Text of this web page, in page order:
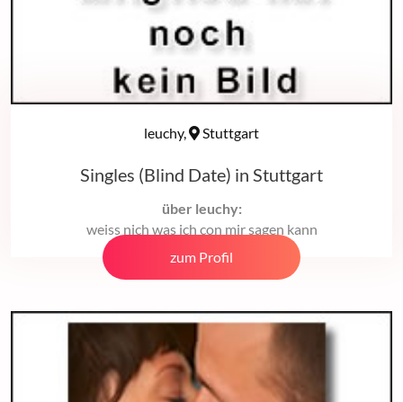
leuchy, Stuttgart
Singles (Blind Date) in Stuttgart
über leuchy:
weiss nich was ich con mir sagen kann
zum Profil